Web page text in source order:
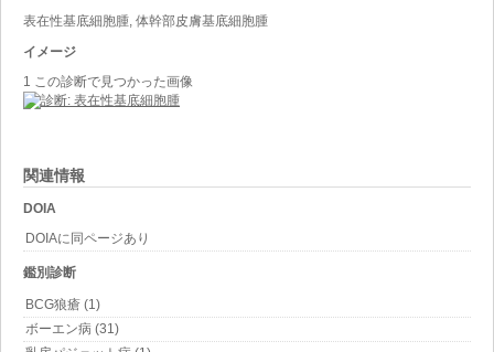
関連情報
DOIA
DOIAに同ページあり
鑑別診断
BCG狼瘡 (1)
ボーエン病 (31)
表在性基底細胞腫, 体幹部皮膚基底細胞腫
イメージ
1 この診断で見つかった画像